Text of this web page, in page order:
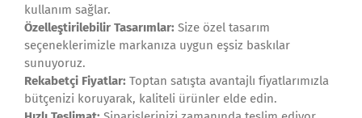
kullanım sağlar.
Özelleştirilebilir Tasarımlar: Size özel tasarım
seçeneklerimizle markanıza uygun eşsiz baskılar
sunuyoruz.
Rekabetçi Fiyatlar: Toptan satışta avantajlı fiyatlarımızla
bütçenizi koruyarak, kaliteli ürünler elde edin.